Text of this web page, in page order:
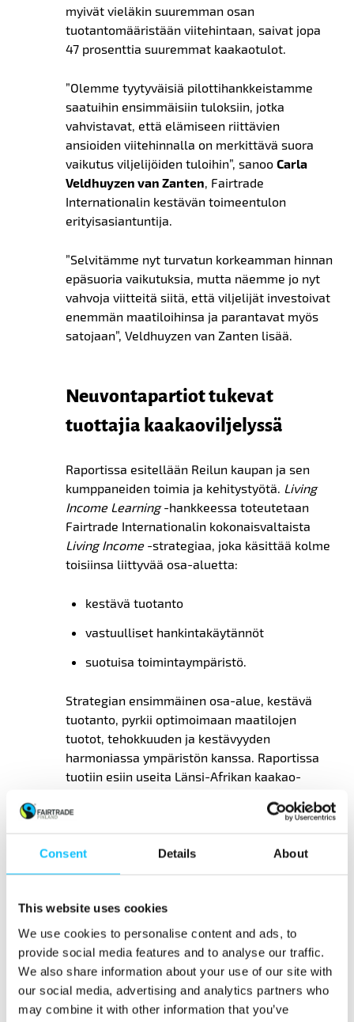
Consent Details About
This website uses cookies
We use cookies to personalise content and ads, to
provide social media features and to analyse our traffic.
We also share information about your use of our site with
our social media, advertising and analytics partners who
may combine it with other information that you’ve
myivät vieläkin suuremman osan
tuotantomääristään viitehintaan, saivat jopa
47 prosenttia suuremmat kaakaotulot.
”Olemme tyytyväisiä pilottihankkeistamme
saatuihin ensimmäisiin tuloksiin, jotka
vahvistavat, että elämiseen riittävien
ansioiden viitehinnalla on merkittävä suora
vaikutus viljelijöiden tuloihin”, sanoo Carla
Veldhuyzen van Zanten , Fairtrade
Internationalin kestävän toimeentulon
erityisasiantuntija.
”Selvitämme nyt turvatun korkeamman hinnan
epäsuoria vaikutuksia, mutta näemme jo nyt
vahvoja viitteitä siitä, että viljelijät investoivat
enemmän maatiloihinsa ja parantavat myös
satojaan”, Veldhuyzen van Zanten lisää.
Neuvontapartiot tukevat
tuottajia kaakaoviljelyssä
Raportissa esitellään Reilun kaupan ja sen
kumppaneiden toimia ja kehitystyötä. Living
Income Learning-hankkeessa toteutetaan
Fairtrade Internationalin kokonaisvaltaista
Living Income-strategiaa, joka käsittää kolme
toisiinsa liittyvää osa-aluetta:
kestävä tuotanto
vastuulliset hankintakäytännöt
suotuisa toimintaympäristö.
Strategian ensimmäinen osa-alue kestävä
tuotanto, pyrkii optimoimaan maatilojen
tuotot, tehokkuuden ja kestävyyden
harmoniassa ympäristön kanssa. Raportissa
tuotiin esiin useita Länsi-Afrikan kaakao-
palkanneet ”neuvontapartioita”, jotka
huolehtivat tuottavuutta parantavista
käytännöistä, kuten puiden karsimisesta. Tämä
tuloihin ja lisää heidän satojaan.
Toinenosa-alue,vastuulliset
hankintakäytännöt,antaaviljelijöille
mahdollisuuden suunnitella liiketoimintaansa
ja turvata kunnollinen tuotto investoinneilleen